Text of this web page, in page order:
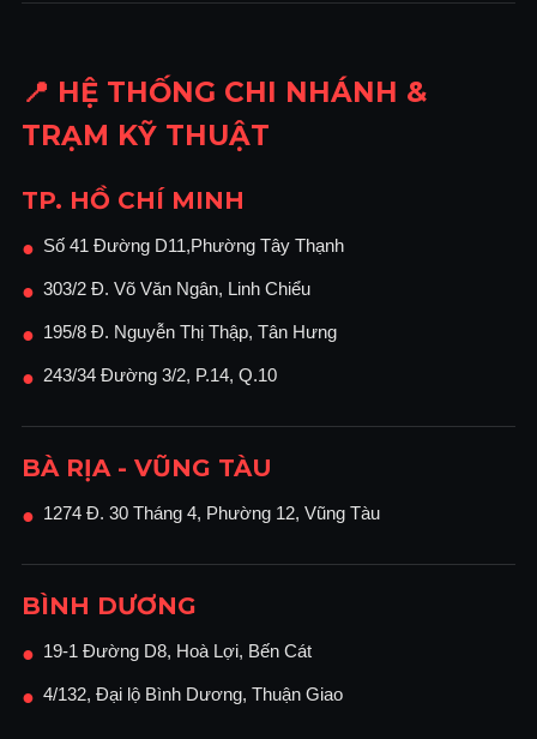
📍 HỆ THỐNG CHI NHÁNH &
TRẠM KỸ THUẬT
TP. HỒ CHÍ MINH
● Số 41 Đường D11,Phường Tây Thạnh
● 303/2 Đ. Võ Văn Ngân, Linh Chiểu
● 195/8 Đ. Nguyễn Thị Thập, Tân Hưng
● 243/34 Đường 3/2, P.14, Q.10
BÀ RỊA - VŨNG TÀU
● 1274 Đ. 30 Tháng 4, Phường 12, Vũng Tàu
BÌNH DƯƠNG
● 19-1 Đường D8, Hoà Lợi, Bến Cát
● 4/132, Đại lộ Bình Dương, Thuận Giao